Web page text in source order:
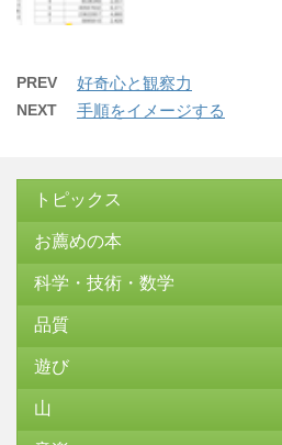
PREV 好奇心と観察力
NEXT 手順をイメージする
トピックス
お薦めの本
科学・技術・数学
品質
遊び
山